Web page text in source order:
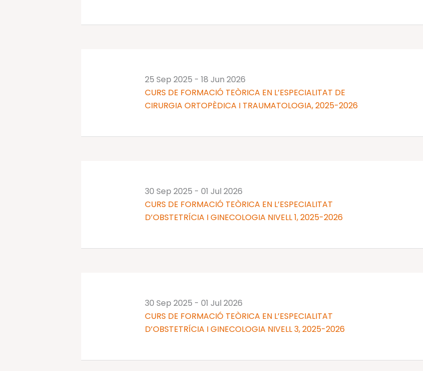
CURS DE FORMACIÓ TEÒRICA EN L’ESPECIALITAT DE
CIRURGIA ORTOPÈDICA I TRAUMATOLOGIA, 2025-2026
25 Sep 2025 - 18 Jun 2026
CURS DE FORMACIÓ TEÒRICA EN L’ESPECIALITAT
D’OBSTETRÍCIA I GINECOLOGIA NIVELL 1, 2025-2026
30 Sep 2025 - 01 Jul 2026
CURS DE FORMACIÓ TEÒRICA EN L’ESPECIALITAT
D’OBSTETRÍCIA I GINECOLOGIA NIVELL 3, 2025-2026
30 Sep 2025 - 01 Jul 2026